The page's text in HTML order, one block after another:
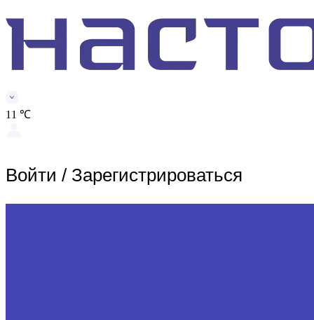
11 ℃
Войти / Зарегистрироваться